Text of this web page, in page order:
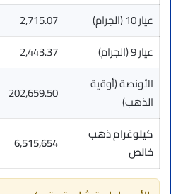
عيار 10 (الجرام)
2,715.07
عيار 9 (الجرام)
2,443.37
الأونصة (أوقية
الذهب)
202,659.50
كيلوغرام ذهب
خالص
6,515,654